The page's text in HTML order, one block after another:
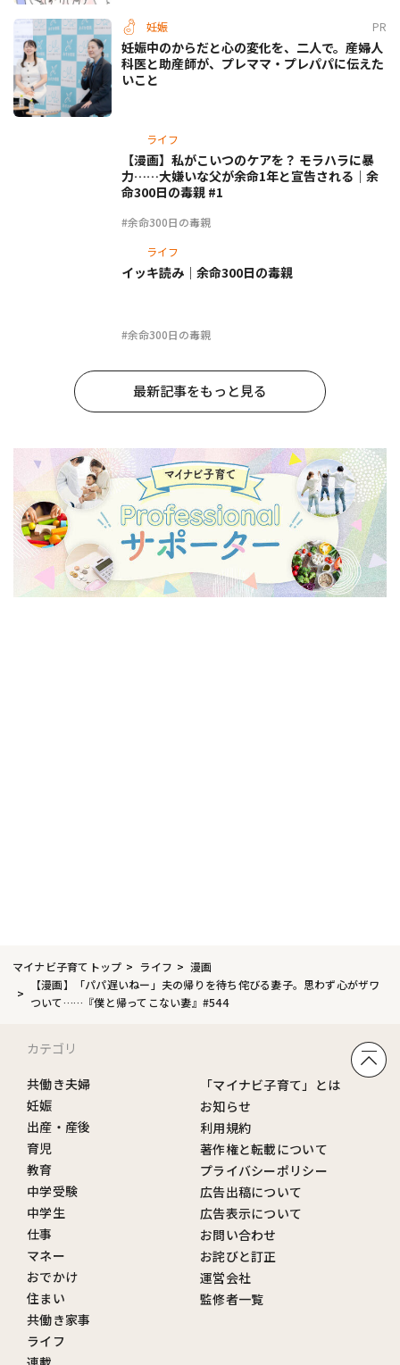
妊娠 PR
妊娠中のからだと心の変化を、二人で。産婦人
科医と助産師が、プレママ・プレパパに伝えた
いこと
ライフ
#余命300日の毒親
【漫画】私がこいつのケアを？ モラハラに暴
力……大嫌いな父が余命1年と宣告される｜余
命300日の毒親 #1
ライフ
#余命300日の毒親
イッキ読み｜余命300日の毒親
最新記事をもっと見る
マイナビ子育てトップ ライフ
漫画
【漫画】「パパ遅いねー」夫の帰りを待ち侘びる妻子。思わず心がザワ
ついて……『僕と帰ってこない妻』#544
カテゴリ
共働き夫婦
妊娠
出産・産後
育児
教育
中学受験
中学生
仕事
マネー
おでかけ
住まい
共働き家事
ライフ
「マイナビ子育て」とは
お知らせ
利用規約
著作権と転載について
プライバシーポリシー
広告出稿について
広告表示について
お問い合わせ
お詫びと訂正
運営会社
監修者一覧